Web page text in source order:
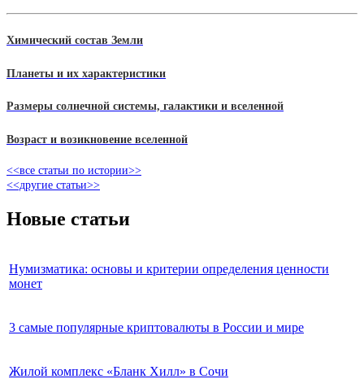
Химический состав Земли
Планеты и их характеристики
Размеры солнечной системы, галактики и вселенной
Возраст и возикновение вселенной
<<все статьи по истории>>
<<другие статьи>>
Новые статьи
Нумизматика: основы и критерии определения ценности
монет
3 самые популярные криптовалюты в России и мире
Жилой комплекс «Бланк Хилл» в Сочи